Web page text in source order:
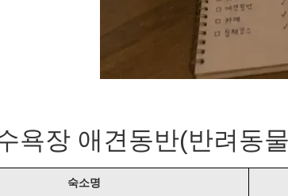
욕장 애견동반(반려동
숙소명